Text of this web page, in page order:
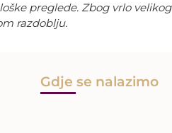
preglede. Zbog vrlo velikog
razdoblju.
Gdje se nalazimo